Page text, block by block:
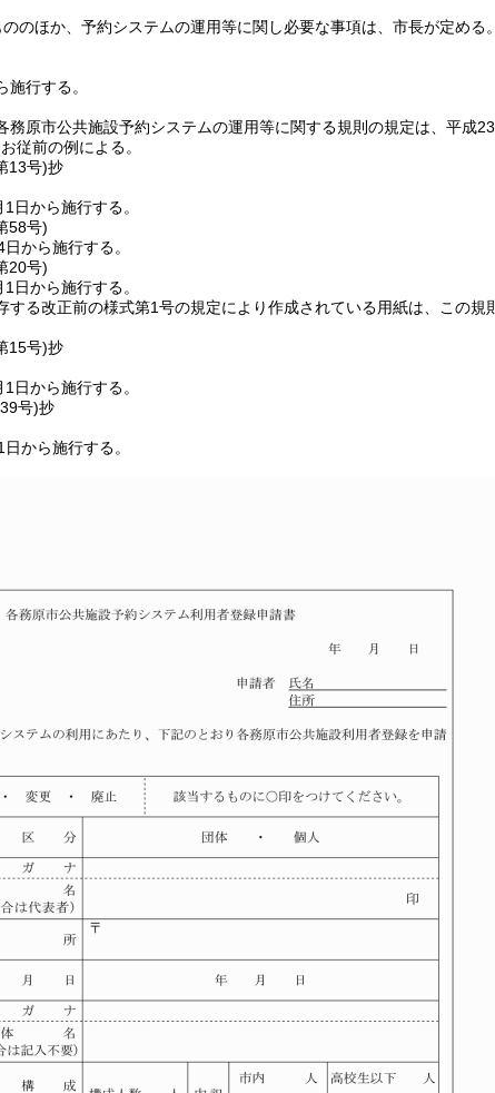
のほか、予約システムの運用等に関し必要な事項は、市長が定める。
施行する。
務原市公共施設予約システムの運用等に関する規則の規定は、平成
従前の例による。
13号)抄
日から施行する。
58号)
から施行する。
20号)
日から施行する。
する改正前の様式第1号の規定により作成されている用紙は、この
15号)抄
日から施行する。
号)抄
から施行する。